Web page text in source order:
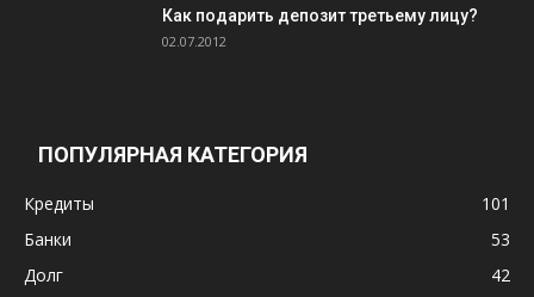
Как подарить депозит третьему лицу?
02.07.2012
ПОПУЛЯРНАЯ КАТЕГОРИЯ
Кредиты
101
Банки
53
Долг
42